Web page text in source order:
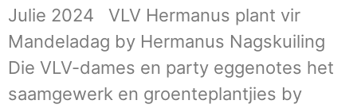
Julie 2024 VLV Hermanus plant vir
Mandeladag by Hermanus Nagskuiling
Die VLV-dames en party eggenotes het
saamgewerk en groenteplantjies by